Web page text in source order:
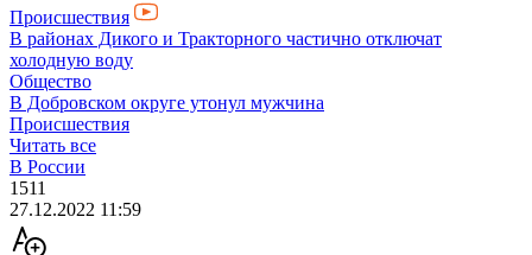
Происшествия
В районах Дикого и Тракторного частично отключат
холодную воду
Общество
В Добровском округе утонул мужчина
Происшествия
Читать все
В России
1511
27.12.2022 11:59